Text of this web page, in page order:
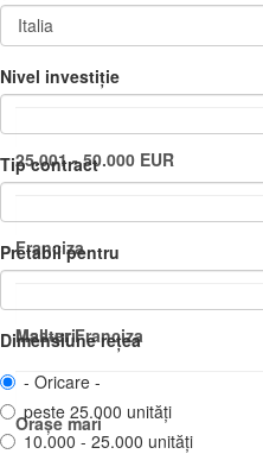
Nivel investiție
25.001 - 50.000 EUR
Tip contract
Franciza
Master Franciza
Pretabil pentru
Mall-uri
Orașe mari
Dimensiune rețea
- Oricare -
peste 25.000 unități
10.000 - 25.000 unități